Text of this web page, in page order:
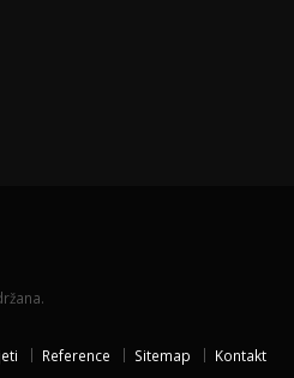
Reference Sitemap Kontakt